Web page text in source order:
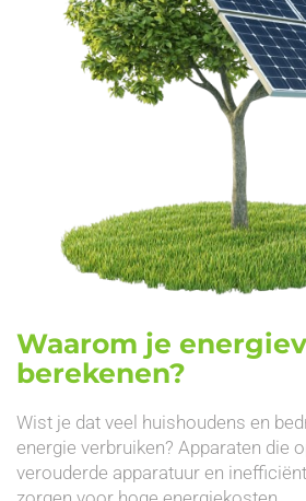
Waarom je
berekenen?
Wist je dat veel huishoudens en
energie verbruiken? Apparaten die
verouderde apparatuur en